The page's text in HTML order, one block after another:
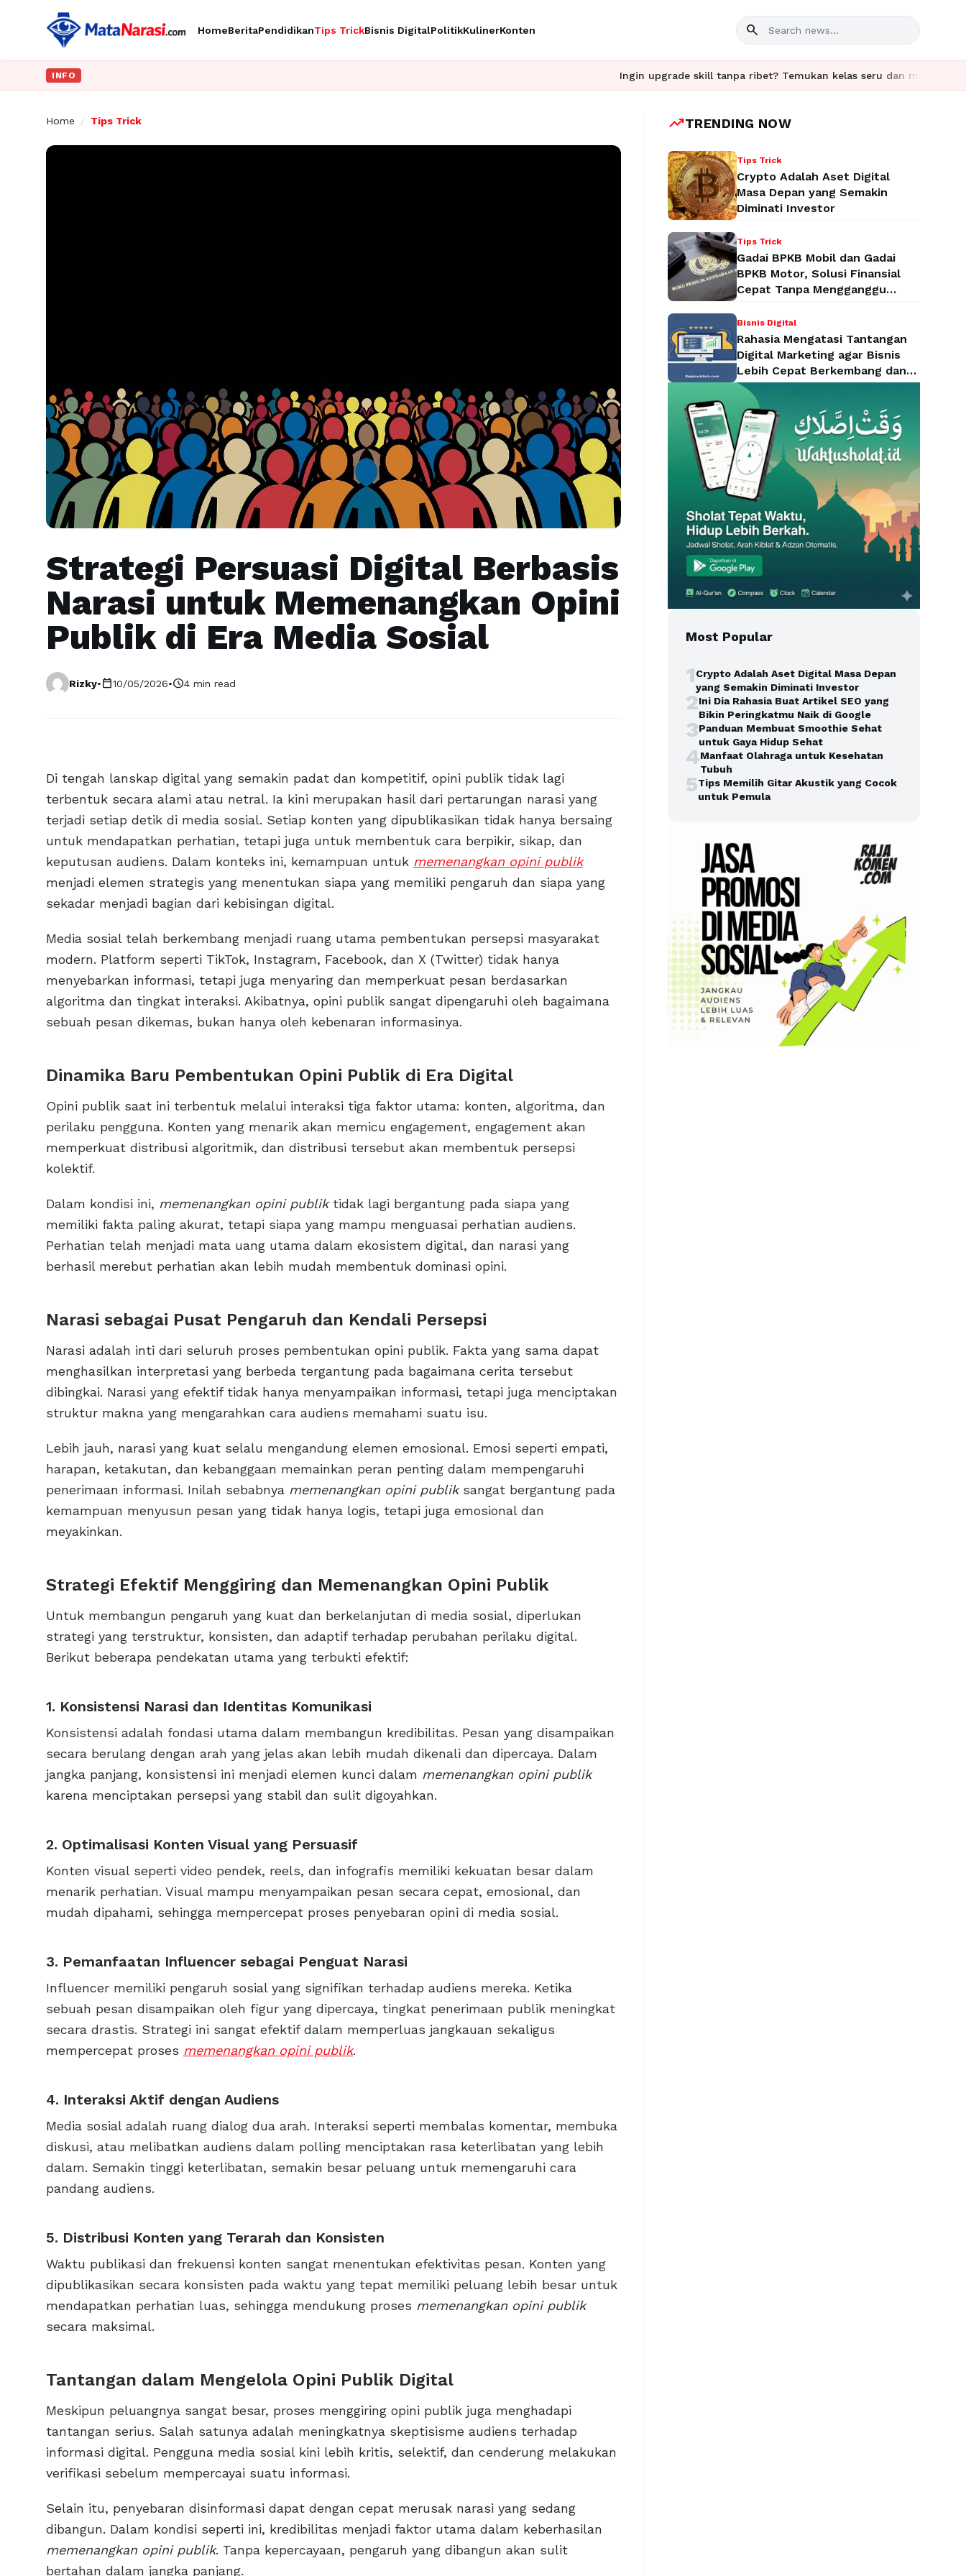
HomeBeritaPendidikanTips TrickBisnis DigitalPolitikKulinerKonten search
INFO Ingin upgrade skill tanpa ribet? Temukan kelas seru dan materi lengkap hanya di
Home / Tips Trick
Strategi Persuasi Digital Berbasis
Narasi untuk Memenangkan Opini
Publik di Era Media Sosial
Rizky•calendar_today10/05/2026•schedule4 min read
Di tengah lanskap digital yang semakin padat dan kompetitif, opini publik tidak lagi
terbentuk secara alami atau netral. Ia kini merupakan hasil dari pertarungan narasi yang
terjadi setiap detik di media sosial. Setiap konten yang dipublikasikan tidak hanya bersaing
untuk mendapatkan perhatian, tetapi juga untuk membentuk cara berpikir, sikap, dan
keputusan audiens. Dalam konteks ini, kemampuan untuk memenangkan opini publik
menjadi elemen strategis yang menentukan siapa yang memiliki pengaruh dan siapa yang
sekadar menjadi bagian dari kebisingan digital.
Media sosial telah berkembang menjadi ruang utama pembentukan persepsi masyarakat
modern. Platform seperti TikTok, Instagram, Facebook, dan X (Twitter) tidak hanya
menyebarkan informasi, tetapi juga menyaring dan memperkuat pesan berdasarkan
algoritma dan tingkat interaksi. Akibatnya, opini publik sangat dipengaruhi oleh bagaimana
sebuah pesan dikemas, bukan hanya oleh kebenaran informasinya.
Dinamika Baru Pembentukan Opini Publik di Era Digital
Opini publik saat ini terbentuk melalui interaksi tiga faktor utama: konten, algoritma, dan
perilaku pengguna. Konten yang menarik akan memicu engagement, engagement akan
memperkuat distribusi algoritmik, dan distribusi tersebut akan membentuk persepsi
kolektif.
Dalam kondisi ini, memenangkan opini publiktidak lagi bergantung pada siapa yang
memiliki fakta paling akurat, tetapi siapa yang mampu menguasai perhatian audiens.
Perhatian telah menjadi mata uang utama dalam ekosistem digital, dan narasi yang
berhasil merebut perhatian akan lebih mudah membentuk dominasi opini.
Narasi sebagai Pusat Pengaruh dan Kendali Persepsi
Narasi adalah inti dari seluruh proses pembentukan opini publik. Fakta yang sama dapat
menghasilkan interpretasi yang berbeda tergantung pada bagaimana cerita tersebut
dibingkai. Narasi yang efektif tidak hanya menyampaikan informasi, tetapi juga menciptakan
struktur makna yang mengarahkan cara audiens memahami suatu isu.
Lebih jauh, narasi yang kuat selalu mengandung elemen emosional. Emosi seperti empati,
harapan, ketakutan, dan kebanggaan memainkan peran penting dalam mempengaruhi
penerimaan informasi. Inilah sebabnya memenangkan opini publiksangat bergantung pada
kemampuan menyusun pesan yang tidak hanya logis, tetapi juga emosional dan
meyakinkan.
Strategi Efektif Menggiring dan Memenangkan Opini Publik
Untuk membangun pengaruh yang kuat dan berkelanjutan di media sosial, diperlukan
strategi yang terstruktur, konsisten, dan adaptif terhadap perubahan perilaku digital.
Berikut beberapa pendekatan utama yang terbukti efektif:
1. Konsistensi Narasi dan Identitas Komunikasi
Konsistensi adalah fondasi utama dalam membangun kredibilitas. Pesan yang disampaikan
secara berulang dengan arah yang jelas akan lebih mudah dikenali dan dipercaya. Dalam
jangka panjang, konsistensi ini menjadi elemen kunci dalam memenangkan opini publik
karena menciptakan persepsi yang stabil dan sulit digoyahkan.
2. Optimalisasi Konten Visual yang Persuasif
Konten visual seperti video pendek, reels, dan infografis memiliki kekuatan besar dalam
menarik perhatian. Visual mampu menyampaikan pesan secara cepat, emosional, dan
mudah dipahami, sehingga mempercepat proses penyebaran opini di media sosial.
3. Pemanfaatan Influencer sebagai Penguat Narasi
Influencer memiliki pengaruh sosial yang signifikan terhadap audiens mereka. Ketika
sebuah pesan disampaikan oleh figur yang dipercaya, tingkat penerimaan publik meningkat
secara drastis. Strategi ini sangat efektif dalam memperluas jangkauan sekaligus
mempercepat proses memenangkan opini publik.
4. Interaksi Aktif dengan Audiens
Media sosial adalah ruang dialog dua arah. Interaksi seperti membalas komentar, membuka
diskusi, atau melibatkan audiens dalam polling menciptakan rasa keterlibatan yang lebih
dalam. Semakin tinggi keterlibatan, semakin besar peluang untuk memengaruhi cara
pandang audiens.
5. Distribusi Konten yang Terarah dan Konsisten
Waktu publikasi dan frekuensi konten sangat menentukan efektivitas pesan. Konten yang
dipublikasikan secara konsisten pada waktu yang tepat memiliki peluang lebih besar untuk
mendapatkan perhatian luas, sehingga mendukung proses memenangkan opini publik
secara maksimal.
Tantangan dalam Mengelola Opini Publik Digital
Meskipun peluangnya sangat besar, proses menggiring opini publik juga menghadapi
tantangan serius. Salah satunya adalah meningkatnya skeptisisme audiens terhadap
informasi digital. Pengguna media sosial kini lebih kritis, selektif, dan cenderung melakukan
verifikasi sebelum mempercayai suatu informasi.
Selain itu, penyebaran disinformasi dapat dengan cepat merusak narasi yang sedang
dibangun. Dalam kondisi seperti ini, kredibilitas menjadi faktor utama dalam keberhasilan
memenangkan opini publik. Tanpa kepercayaan, pengaruh yang dibangun akan sulit
bertahan dalam jangka panjang.
trending_upTRENDING NOW
Tips Trick
Crypto Adalah Aset Digital
Masa Depan yang Semakin
Diminati Investor
Tips Trick
Gadai BPKB Mobil dan Gadai
BPKB Motor, Solusi Finansial
Cepat Tanpa Mengganggu
Bisnis Digital
Rahasia Mengatasi Tantangan
Digital Marketing agar Bisnis
Lebih Cepat Berkembang dan
Mendominasi Pasar
Most Popular
1Crypto Adalah Aset Digital Masa Depan
yang Semakin Diminati Investor
2Ini Dia Rahasia Buat Artikel SEO yang
Bikin Peringkatmu Naik di Google
3Panduan Membuat Smoothie Sehat
untuk Gaya Hidup Sehat
4Manfaat Olahraga untuk Kesehatan
Tubuh
5Tips Memilih Gitar Akustik yang Cocok
untuk Pemula